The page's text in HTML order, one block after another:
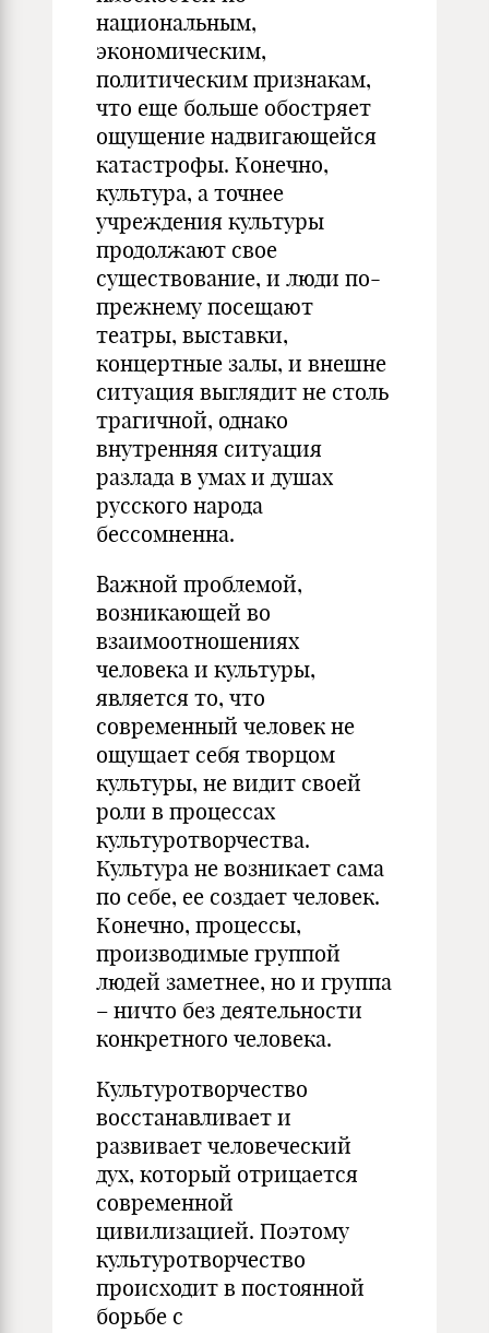
национальным,
экономическим,
политическим признакам,
что еще больше обостряет
ощущение надвигающейся
катастрофы. Конечно,
культура, а точнее
учреждения культуры
продолжают свое
существование, и люди по-
прежнему посещают
театры, выставки,
концертные залы, и внешне
ситуация выглядит не столь
трагичной, однако
внутренняя ситуация
разлада в умах и душах
русского народа
бессомненна.
Важной проблемой,
возникающей во
взаимоотношениях
человека и культуры,
является то, что
современный человек не
ощущает себя творцом
культуры, не видит своей
роли в процессах
культуротворчества.
Культура не возникает сама
по себе, ее создает человек.
Конечно, процессы,
производимые группой
людей заметнее, но и группа
– ничто без деятельности
конкретного человека.
Культуротворчество
восстанавливает и
развивает человеческий
дух, который отрицается
современной
цивилизацией. Поэтому
культуротворчество
происходит в постоянной
борьбе с